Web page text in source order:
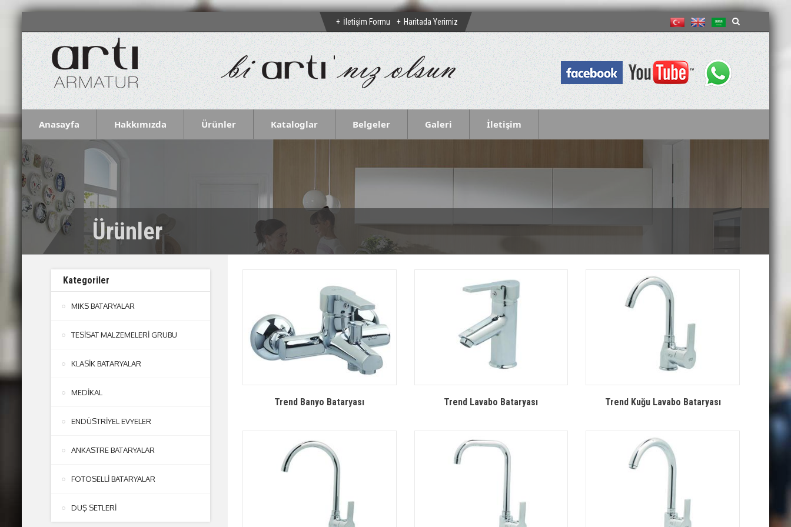
İletişim Formu Haritada Yerimiz
Anasayfa Hakkımızda Ürünler Kataloglar Belgeler Galeri İletişim
Ürünler
Kategoriler
MIKS BATARYALAR
TESİSAT MALZEMELERİ GRUBU
KLASİK BATARYALAR
MEDİKAL
ENDÜSTRİYEL EVYELER
ANKASTRE BATARYALAR
FOTOSELLİ BATARYALAR
DUŞ SETLERİ
Trend Banyo Bataryası Trend Lavabo Bataryası Trend Kuğu Lavabo Bataryası